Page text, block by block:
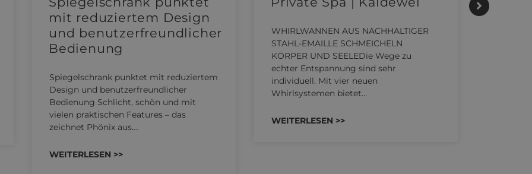
mit reduziertem Design
und benutzerfreundlicher
Bedienung
Spiegelschrank punktet mit reduziertem
Design und benutzerfreundlicher
Bedienung Schlicht, schön und mit
vielen praktischen Features – das
zeichnet Phönix aus.…
WEITERLESEN >>
WHIRLWANNEN AUS NACHHALTIGER
STAHL-EMAILLE SCHMEICHELN
KÖRPER UND SEELEDie Wege zu
echter Entspannung sind sehr
individuell. Mit vier neuen
Whirlsystemen bietet…
WEITERLESEN >>